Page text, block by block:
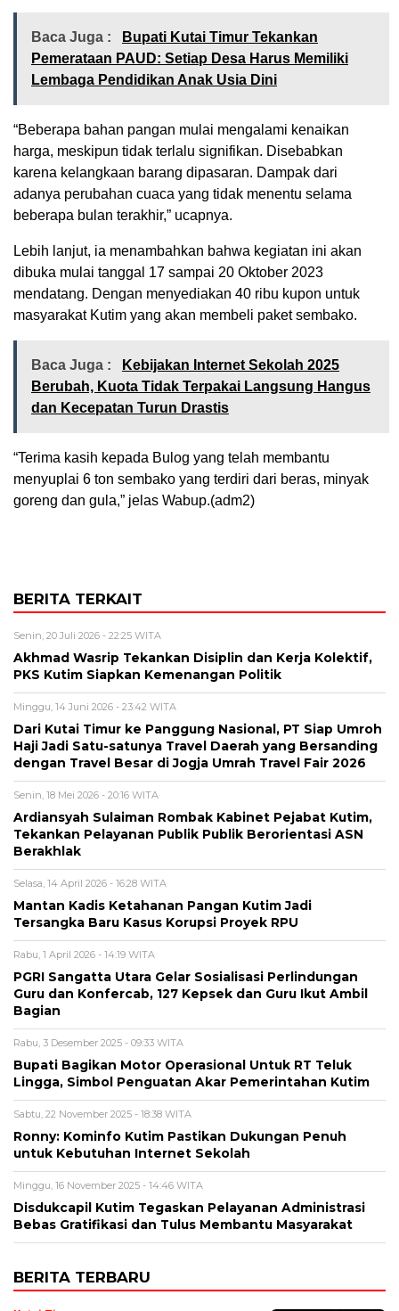
Baca Juga :
Bupati Kutai Timur Tekankan
Pemerataan PAUD: Setiap Desa Harus Memiliki
Lembaga Pendidikan Anak Usia Dini
“Beberapa bahan pangan mulai mengalami kenaikan
harga, meskipun tidak terlalu signifikan. Disebabkan
karena kelangkaan barang dipasaran. Dampak dari
adanya perubahan cuaca yang tidak menentu selama
beberapa bulan terakhir,” ucapnya.
Lebih lanjut, ia menambahkan bahwa kegiatan ini akan
dibuka mulai tanggal 17 sampai 20 Oktober 2023
mendatang. Dengan menyediakan 40 ribu kupon untuk
masyarakat Kutim yang akan membeli paket sembako.
Baca Juga :
Kebijakan Internet Sekolah 2025
Berubah, Kuota Tidak Terpakai Langsung Hangus
dan Kecepatan Turun Drastis
“Terima kasih kepada Bulog yang telah membantu
menyuplai 6 ton sembako yang terdiri dari beras, minyak
goreng dan gula,” jelas Wabup.(adm2)
BERITA TERKAIT
Senin, 20 Juli 2026 - 22:25 WITA
Akhmad Wasrip Tekankan Disiplin dan Kerja Kolektif,
PKS Kutim Siapkan Kemenangan Politik
Minggu, 14 Juni 2026 - 23:42 WITA
Dari Kutai Timur ke Panggung Nasional, PT Siap Umroh
Haji Jadi Satu-satunya Travel Daerah yang Bersanding
dengan Travel Besar di Jogja Umrah Travel Fair 2026
Senin, 18 Mei 2026 - 20:16 WITA
Ardiansyah Sulaiman Rombak Kabinet Pejabat Kutim,
Tekankan Pelayanan Publik Publik Berorientasi ASN
Berakhlak
Selasa, 14 April 2026 - 16:28 WITA
Mantan Kadis Ketahanan Pangan Kutim Jadi
Tersangka Baru Kasus Korupsi Proyek RPU
Rabu, 1 April 2026 - 14:19 WITA
PGRI Sangatta Utara Gelar Sosialisasi Perlindungan
Guru dan Konfercab, 127 Kepsek dan Guru Ikut Ambil
Bagian
Rabu, 3 Desember 2025 - 09:33 WITA
Bupati Bagikan Motor Operasional Untuk RT Teluk
Lingga, Simbol Penguatan Akar Pemerintahan Kutim
Sabtu, 22 November 2025 - 18:38 WITA
Ronny: Kominfo Kutim Pastikan Dukungan Penuh
untuk Kebutuhan Internet Sekolah
Minggu, 16 November 2025 - 14:46 WITA
Disdukcapil Kutim Tegaskan Pelayanan Administrasi
Bebas Gratifikasi dan Tulus Membantu Masyarakat
BERITA TERBARU